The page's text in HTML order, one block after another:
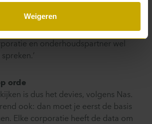
Weigeren
en renovatie. Terwijl de
gelijk bleef. Maar daarvoor
en onderhoudspartner wel
orde
is dus het devies, volgens Nas.
ook: dan moet je eerst de basis
Elke corporatie heeft de data om